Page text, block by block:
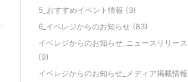
5_おすすめイベント情報 (3)
6_イベレジからのお知らせ (83)
イベレジからのお知らせ_ニュースリリース
(9)
イベレジからのお知らせ_メディア掲載情報